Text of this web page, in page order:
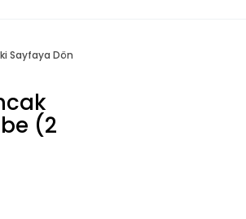
Sayfaya Dön
(2